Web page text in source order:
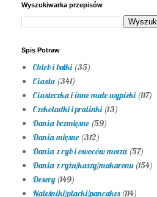
Wyszukiwarka przepisów
Spis Potraw
Chleb i bułki (35)
Ciasta (341)
Ciasteczka i inne małe wypieki (117)
Czekoladki i pralinki (13)
Dania bezmięsne (59)
Dania mięsne (312)
Dania z ryb i owoców morza (57)
Dania z ryżu/kaszy/makaronu (154)
Desery (149)
Naleśniki/placki/pancakes (114)